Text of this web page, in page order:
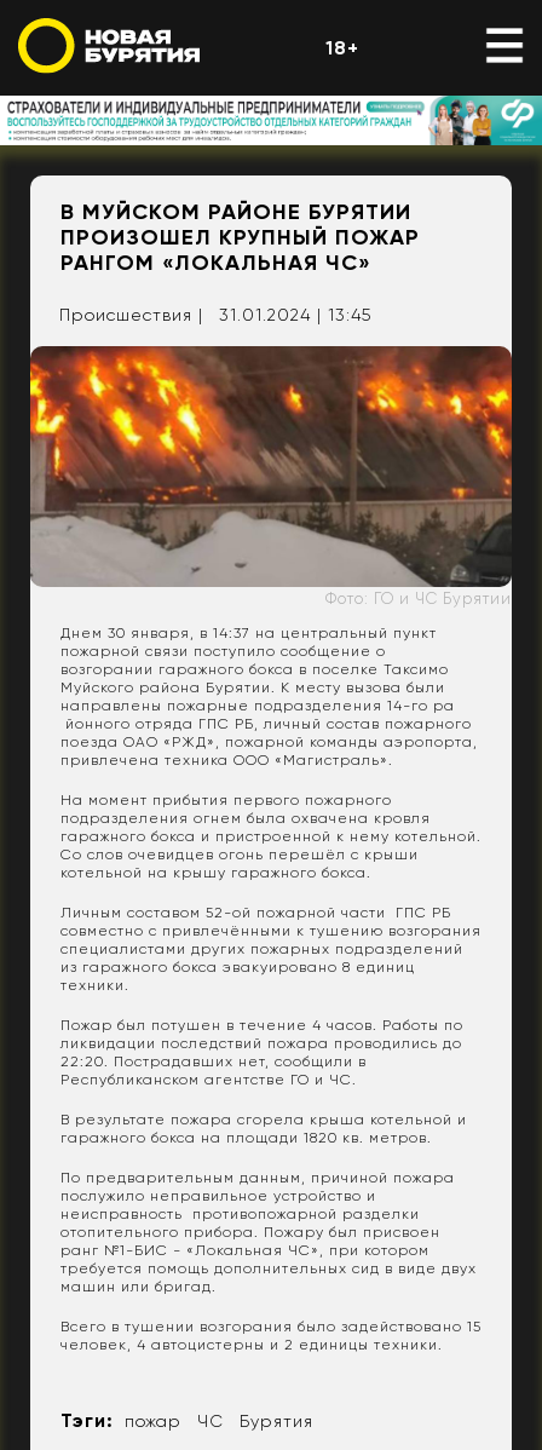
18+
В МУЙСКОМ РАЙОНЕ БУРЯТИИ
ПРОИЗОШЕЛ КРУПНЫЙ ПОЖАР
РАНГОМ «ЛОКАЛЬНАЯ ЧС»
Происшествия | 31.01.2024 | 13:45
Фото: ГО и ЧС Бурятии
Днем 30 января, в 14:37 на центральный пункт
пожарной связи поступило сообщение о
возгорании гаражного бокса в поселке Таксимо
Муйского района Бурятии. К месту вызова были
направлены пожарные подразделения 14-го ра
йонного отряда ГПС РБ, личный состав пожарного
поезда ОАО «РЖД», пожарной команды аэропорта,
привлечена техника ООО «Магистраль».
На момент прибытия первого пожарного
подразделения огнем была охвачена кровля
гаражного бокса и пристроенной к нему котельной.
Со слов очевидцев огонь перешёл с крыши
котельной на крышу гаражного бокса.
Личным составом 52-ой пожарной части ГПС РБ
совместно с привлечёнными к тушению возгорания
специалистами других пожарных подразделений
из гаражного бокса эвакуировано 8 единиц
техники.
Пожар был потушен в течение 4 часов. Работы по
ликвидации последствий пожара проводились до
22:20. Пострадавших нет, сообщили в
Республиканском агентстве ГО и ЧС.
В результате пожара сгорела крыша котельной и
гаражного бокса на площади 1820 кв. метров.
По предварительным данным, причиной пожара
послужило неправильное устройство и
неисправность противопожарной разделки
отопительного прибора. Пожару был присвоен
ранг №1-БИС - «Локальная ЧС», при котором
требуется помощь дополнительных сид в виде двух
машин или бригад.
Всего в тушении возгорания было задействовано 15
человек, 4 автоцистерны и 2 единицы техники.
Тэги: пожар ЧС Бурятия